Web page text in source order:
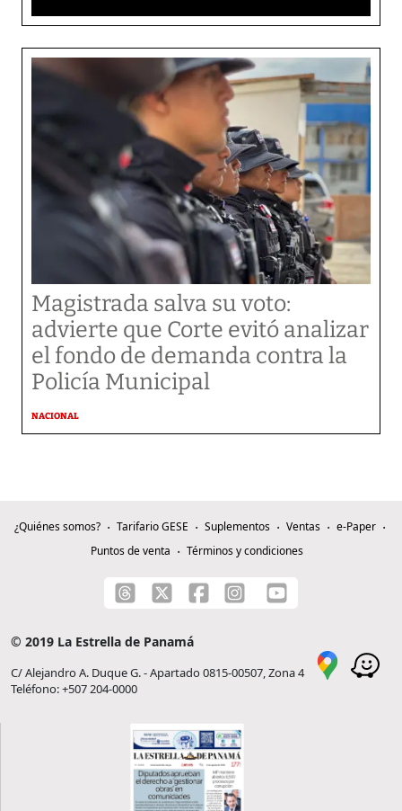
Magistrada salva su voto:
advierte que Corte evitó analizar
el fondo de demanda contra la
Policía Municipal
NACIONAL
¿Quiénes somos? Tarifario GESE Suplementos Ventas
e-Paper
Puntos de venta
Términos y condiciones
© 2019 La Estrella de Panamá
C/ Alejandro A. Duque G. - Apartado 0815-00507, Zona 4
Teléfono: +507 204-0000